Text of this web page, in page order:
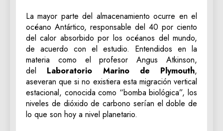
La mayor parte del almacenamiento ocurre en el
océano Antártico, responsable del 40 por ciento
del calor absorbido por los océanos del mundo,
de acuerdo con el estudio. Entendidos en la
materia como el profesor Angus Atkinson,
del Laboratorio Marino de Plymouth,
aseveran que si no existiera esta migración vertical
estacional, conocida como “bomba biológica”, los
niveles de dióxido de carbono serían el doble de
lo que son hoy a nivel planetario.